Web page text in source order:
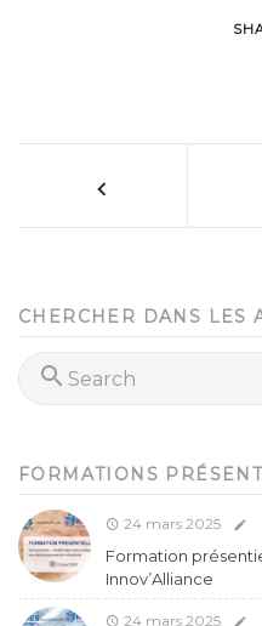
CHERCHER DANS LES
FORMATIONS
24 mars 2025
Formation
Innov’Alliance
24 mars 2025